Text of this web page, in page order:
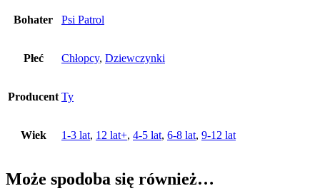
Bohater Psi Patrol
Płeć Chłopcy, Dziewczynki
Producent Ty
Wiek 1-3 lat, 12 lat+, 4-5 lat, 6-8 lat, 9-12 lat
Może spodoba się również…